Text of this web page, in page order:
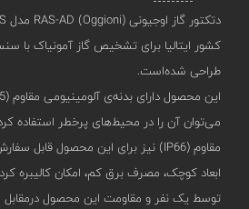
طراحی شده‌است.
می‌توان آن‌ را در محیط‌های پرخطر استفاده
مقاوم (IP66) نیز برای این محصول قابل سفارش است.
ابعاد کوچک، مصرف برق کم، امکان کالیبره
توسط یک نفر و مقاومت این محصول درمقابل